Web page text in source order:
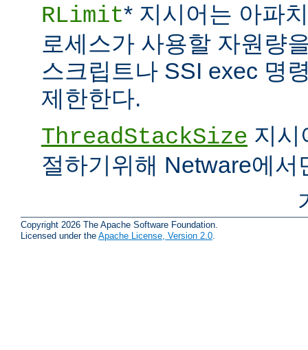
RLimit* 지시어는 아파
로세스가 사용할 자원량
스크립트나 SSI exec 명
제한한다.
ThreadStackSize 지시
절하기위해 Netware에서
Copyright 2026 The Apache Software Foundation.
Licensed under the Apache License, Version 2.0